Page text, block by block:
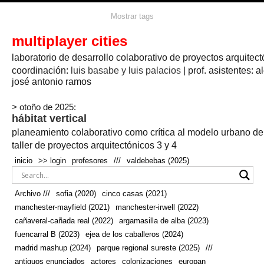
agricultura agricultura circular
arquitectura textil arte artesanía
bicicletas biodiversidad biorrefinería biotecnología bloque lineal
bodega bosque botánica caminos camping campo
cañada
real
canal cañaveral
real
cocina colaboración
autonoma
conectar
cooperativa crecimiento cueva cultivo cultivos deporte
don
quijote
ecosistema ejea de los caballeros
renovables
enterrado espacio social espacio verde
estructura europan fauna
fernández del amo festival fiesta flexibilidad fotomontaje
fuencarral b gastronomía geologia
geometrización curvas de
nivel
grúas habitar hábitat habitat hotel
infraestructura inmigración instalaciones invernadero
laguna línea del tiempo lineal longitudinal
manchester mapeo marihuana mayfield
Mostrar tags
multiplayer cities
laboratorio de desarrollo colaborativo de proyectos
coordinación: luis basabe y luis palacios | prof. asistentes:
josé antonio ramos
> otoño de 2025:
hábitat vertical
planeamiento colaborativo como crítica al modelo urbano
taller de proyectos arquitectónicos 3 y 4
inicio >> login profesores /// valdebebas (2025)
Archivo /// sofia (2020)
cinco casas (2021)
manchester-mayfield (2021)
manchester-irwell (2022)
cañaveral-cañada real (2022)
argamasilla de alba (2023)
fuencarral B (2023)
ejea de los caballeros (2024)
madrid mashup (2024)
parque regional sureste (2025)
///
antiguos enunciados
actores colonizaciones europan